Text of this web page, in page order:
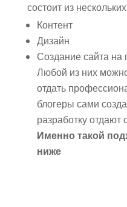
состоит из
Контент
Дизайн
Создание сайта на
Любой из них
отдать
блогеры сами
разработку отдают
Именно такой
ниже